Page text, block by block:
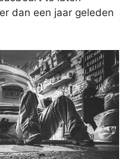
dan een jaar geleden